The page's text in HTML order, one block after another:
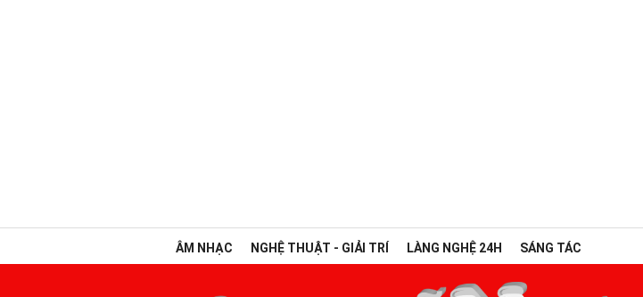
ÂM NHẠC NGHỆ THUẬT - GIẢI TRÍ LÀNG NGHỆ 24H SÁNG TÁC